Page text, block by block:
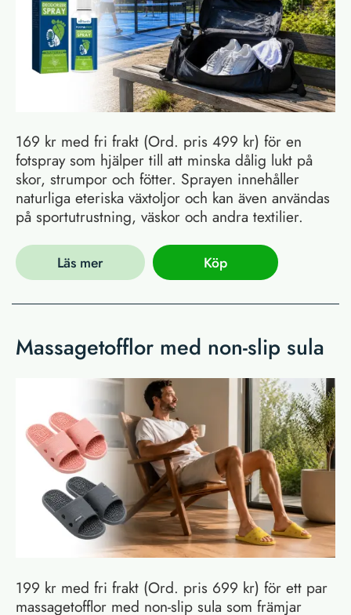
169 kr med fri frakt (Ord. pris 499 kr) för en
fotspray som hjälper till att minska dålig lukt på
skor, strumpor och fötter. Sprayen innehåller
naturliga eteriska växtoljor och kan även användas
på sportutrustning, väskor och andra textilier.
Läs mer Köp
Massagetofflor med non-slip sula
199 kr med fri frakt (Ord. pris 699 kr) för ett par
massagetofflor med non-slip sula som främjar